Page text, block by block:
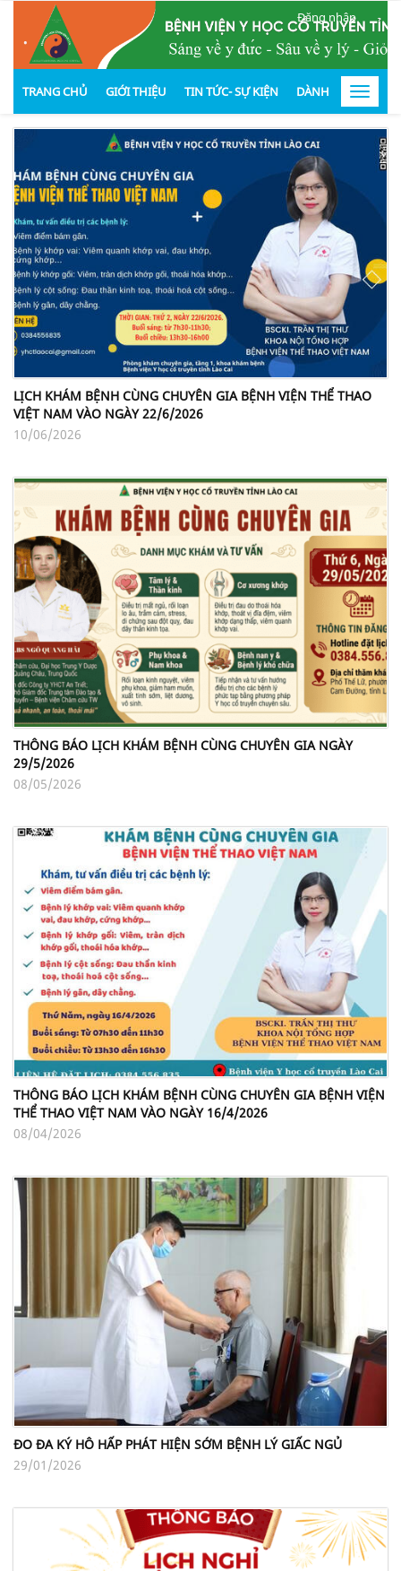
.
Đăng nhập
TRANG CHỦ GIỚI THIỆU TIN TỨC- SỰ KIỆN DÀNH CHOToggle
LỊCH KHÁM BỆNH CÙNG CHUYÊN GIA BỆNH VIỆN THỂ THAO
VIỆT NAM VÀO NGÀY 22/6/2026
10/06/2026
THÔNG BÁO LỊCH KHÁM BỆNH CÙNG CHUYÊN GIA NGÀY
29/5/2026
08/05/2026
THÔNG BÁO LỊCH KHÁM BỆNH CÙNG CHUYÊN GIA BỆNH VIỆN
THỂ THAO VIỆT NAM VÀO NGÀY 16/4/2026
08/04/2026
ĐO ĐA KÝ HÔ HẤP PHÁT HIỆN SỚM BỆNH LÝ GIẤC NGỦ
29/01/2026